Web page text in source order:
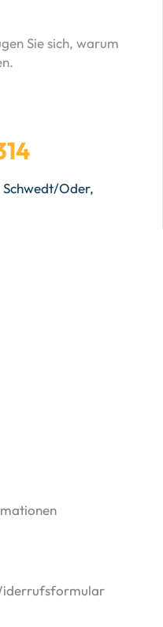
Sie sich, warum
Schwedt/Oder,